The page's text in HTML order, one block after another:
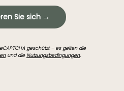
Sie sich →
geschützt – es gelten die
und dieNutzungsbedingungen.